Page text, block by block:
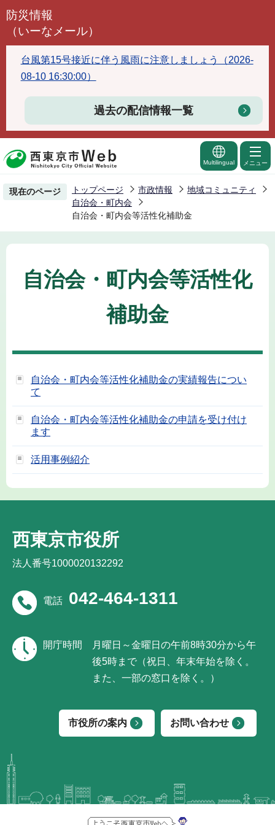
こ
で
す
防災情報
（いーなメール）
台風第15号接近に伴う風雨に注意しましょう（2026-
08-10 16:30:00）
過去の配信情報一覧
Multilingual メニュー
現在のページ トップページ 市政情報
地域コミュニティ
自治会・町内会
自治会・町内会等活性化補助金
自治会・町内会等活性化
補助金
自治会・町内会等活性化補助金の実績報告につい
て
自治会・町内会等活性化補助金の申請を受け付け
ます
活用事例紹介
西東京市役所
法人番号1000020132292
電話 042-464-1311
開庁時間
月曜日～金曜日の午前8時30分から午
後5時まで（祝日、年末年始を除く。
また、一部の窓口を除く。）
市役所の案内 お問い合わせ